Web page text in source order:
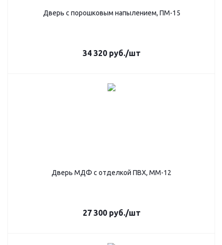
Дверь с порошковым напылением, ПМ-15
34 320руб./шт
Дверь МДФ с отделкой ПВХ, ММ-12
27 300руб./шт